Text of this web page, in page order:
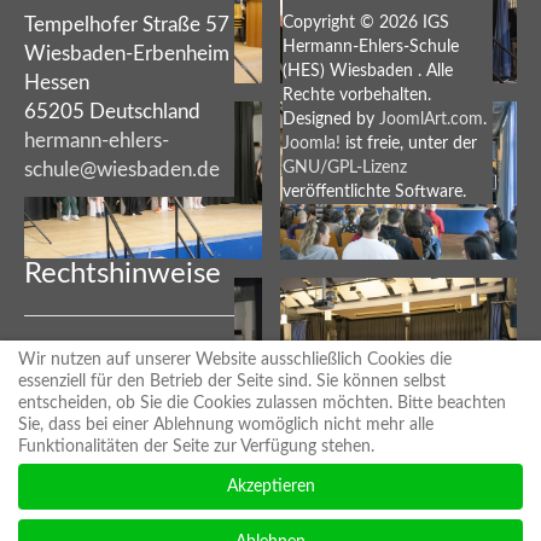
Tempelhofer Straße 57
Wiesbaden-Erbenheim
Hessen
65205 Deutschland
hermann-ehlers-
schule@wiesbaden.de
Copyright © 2026 IGS
Hermann-Ehlers-Schule
(HES) Wiesbaden . Alle
Rechte vorbehalten.
Designed by JoomlArt.com.
Joomla! ist freie, unter der
GNU/GPL-Lizenz
veröffentlichte Software.
Rechtshinweise
Impressum/Disclaimer·
Datenschutz
Wir nutzen auf unserer Website ausschließlich Cookies die
essenziell für den Betrieb der Seite sind. Sie können selbst
entscheiden, ob Sie die Cookies zulassen möchten. Bitte beachten
Sie, dass bei einer Ablehnung womöglich nicht mehr alle
Funktionalitäten der Seite zur Verfügung stehen.
Akzeptieren